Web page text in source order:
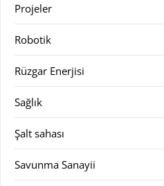
Projeler
Robotik
Rüzgar Enerjisi
Sağlık
Şalt sahası
Savunma Sanayii